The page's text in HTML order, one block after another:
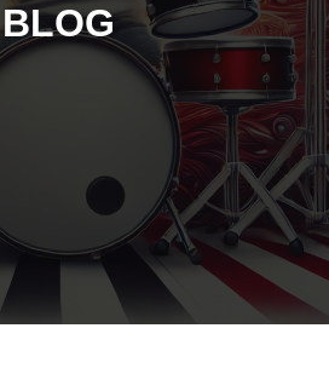
BLOG